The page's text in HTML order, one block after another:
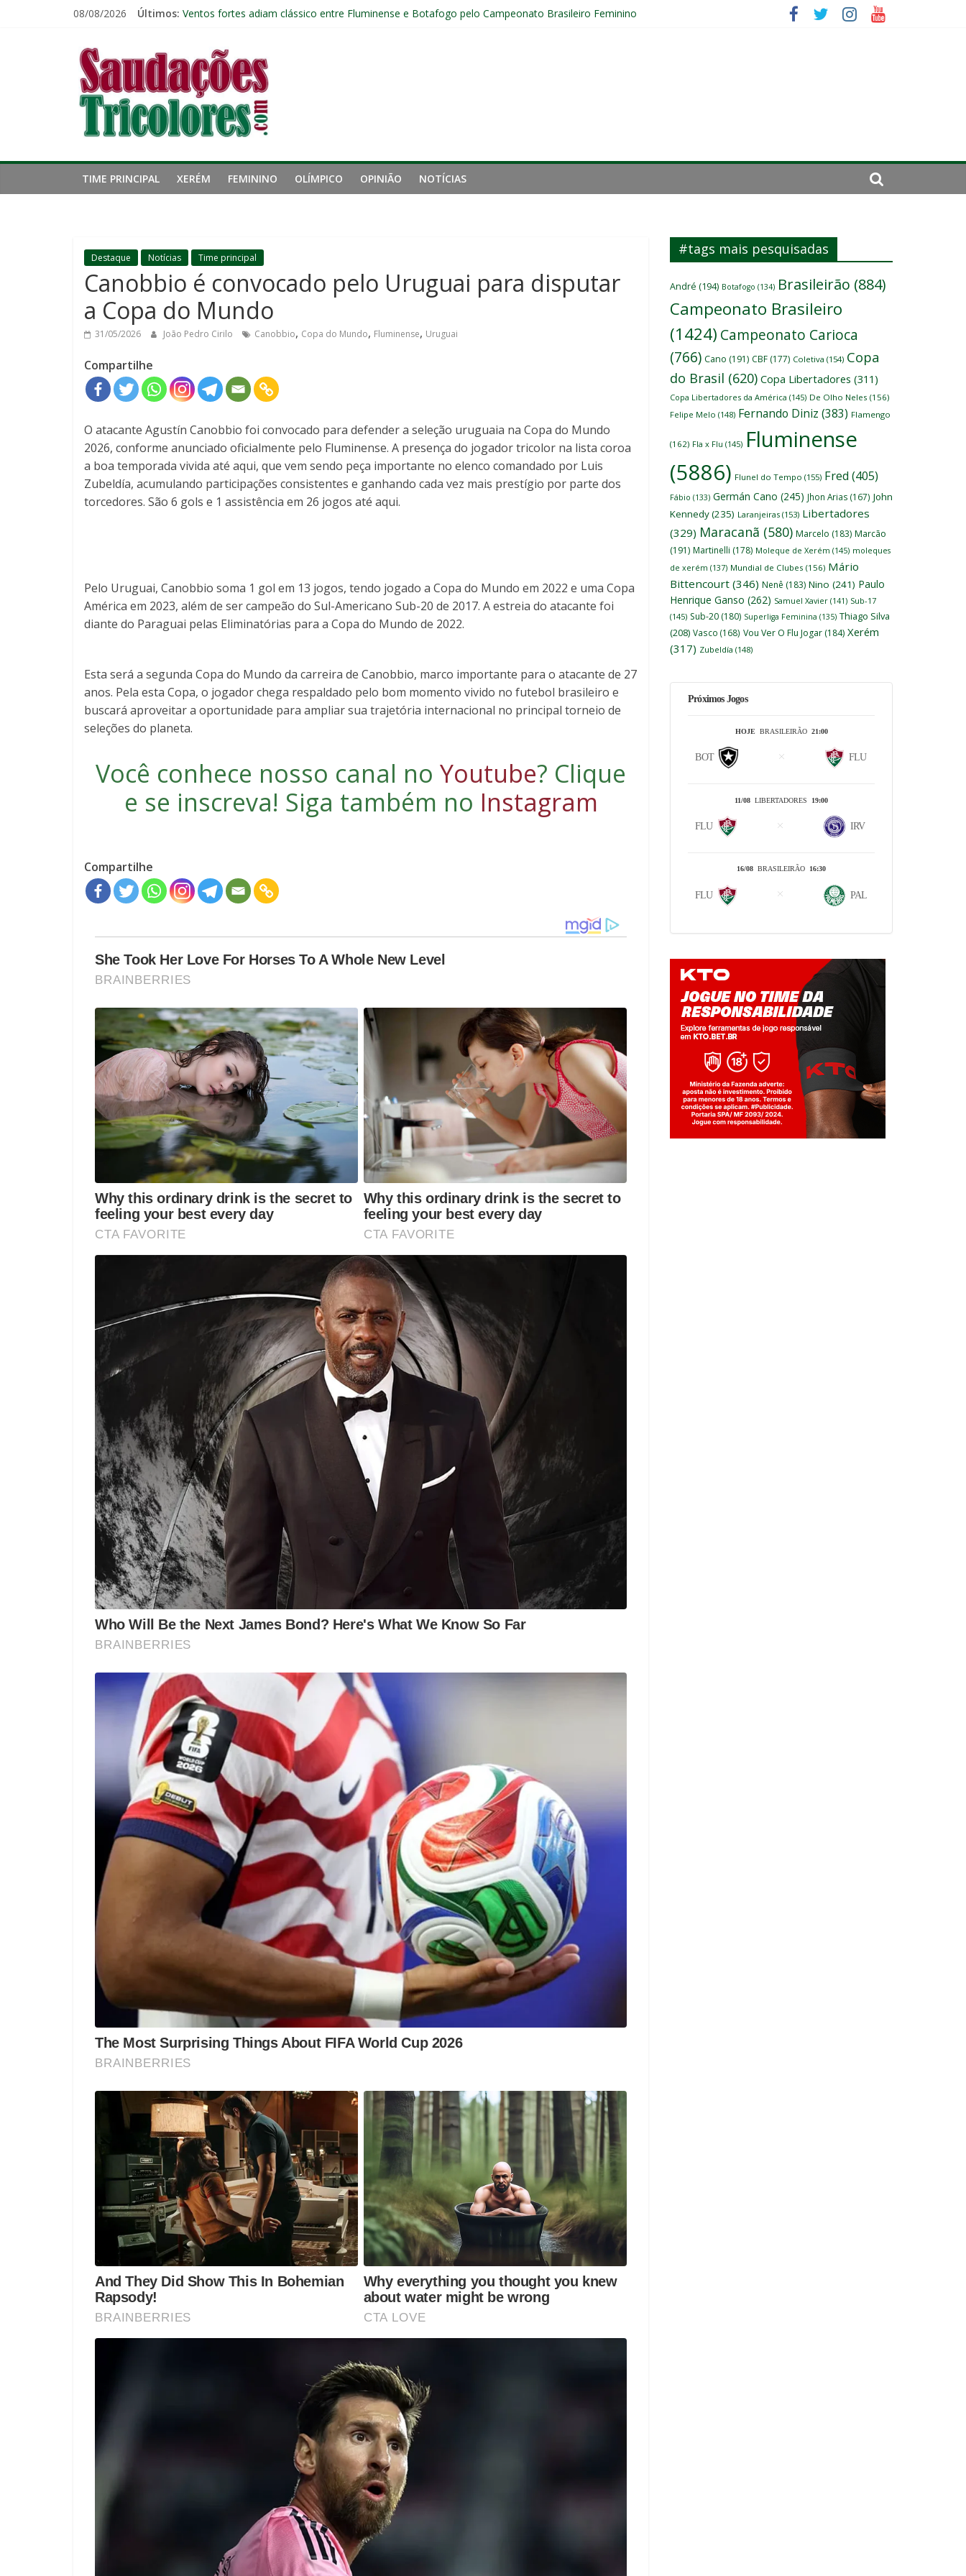
08/08/2026 Últimos: Fluminense chega ao prazo final da Libertadores com apenas duas contratações e sete saídas no elenco
Fred estreia no comando do Sub-20 do Fluminense em duelo contra o Nova Iguaçu pelo Carioca
John Kennedy tem lesão no ligamento cruzado do joelho direito confirmada pelo Fluminense e passará por cirurgia
Saudações
Tricolores
TIME PRINCIPAL XERÉM FEMININO OLÍMPICO OPINIÃO NOTÍCIAS
Destaque Notícias Time principal
Canobbio é convocado pelo Uruguai para disputar
a Copa do Mundo
31/05/2026 João Pedro Cirilo Canobbio, Copa do Mundo, Fluminense, Uruguai
Compartilhe
O atacante Agustín Canobbio foi convocado para defender a seleção uruguaia na Copa do Mundo
2026, conforme anunciado oficialmente pelo Fluminense. A presença do jogador tricolor na lista coroa
a boa temporada vivida até aqui, que vem sendo peça importante no elenco comandado por Luis
Zubeldía, acumulando participações consistentes e ganhando cada vez mais prestígio por parte dos
torcedores. São 6 gols e 1 assistência em 26 jogos até aqui.
Pelo Uruguai, Canobbio soma 1 gol em 13 jogos, tendo jogado a Copa do Mundo em 2022 e uma Copa
América em 2023, além de ser campeão do Sul-Americano Sub-20 de 2017. A estreia do atacante foi
diante do Paraguai pelas Eliminatórias para a Copa do Mundo de 2022.
Esta será a segunda Copa do Mundo da carreira de Canobbio, marco importante para o atacante de 27
anos. Pela esta Copa, o jogador chega respaldado pelo bom momento vivido no futebol brasileiro e
buscará aproveitar a oportunidade para ampliar sua trajetória internacional no principal torneio de
seleções do planeta.
Você conhece nosso canal no Youtube? Clique
e se inscreva! Siga também no Instagram
Compartilhe
#tags mais pesquisadas
André (194) Botafogo (134) Brasileirão (884)
Campeonato Brasileiro
(1424) Campeonato Carioca
(766) Cano (191) CBF (177) Coletiva (154) Copa
do Brasil (620) Copa Libertadores (311)
Copa Libertadores da América (145) De Olho Neles (156)
Felipe Melo (148) Fernando Diniz (383) Flamengo
(162) Fla x Flu (145) Fluminense
(5886) Flunel do Tempo (155) Fred (405)
Fábio (133) Germán Cano (245) Jhon Arias (167) John
Kennedy(235) Laranjeiras (153) Libertadores
(329) Maracanã (580) Marcelo (183) Marcão
(191) Martinelli (178) Moleque de Xerém (145) moleques
de xerém (137) Mundial de Clubes (156) Mário
Bittencourt (346) Nenê (183) Nino (241) Paulo
Henrique Ganso (262) Samuel Xavier (141) Sub-17
(145) Sub-20 (180) Superliga Feminina (135) Thiago Silva
(208) Vasco (168) Vou Ver O Flu Jogar (184) Xerém
(317) Zubeldía (148)
Próximos Jogos
HOJE BRASILEIRÃO 21:00
BOT FLU
11/08 LIBERTADORES 19:00
FLU IRV
16/08 BRASILEIRÃO 16:30
FLU PAL
Jogue com responsabilidade. 18+